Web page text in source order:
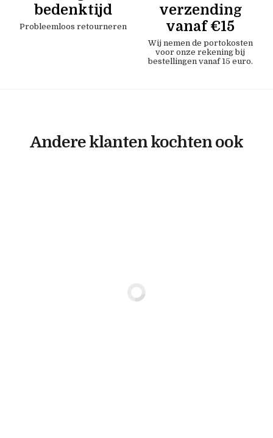
bedenktijd
Probleemloos retourneren
verzending
vanaf €15
Wij nemen de portokosten
voor onze rekening bij
bestellingen vanaf 15 euro.
Andere klanten kochten ook